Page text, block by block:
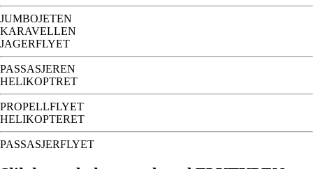
JUMBOJETEN
KARAVELLEN
JAGERFLYET
PASSASJEREN
HELIKOPTRET
PROPELLFLYET
HELIKOPTERET
PASSASJERFLYET